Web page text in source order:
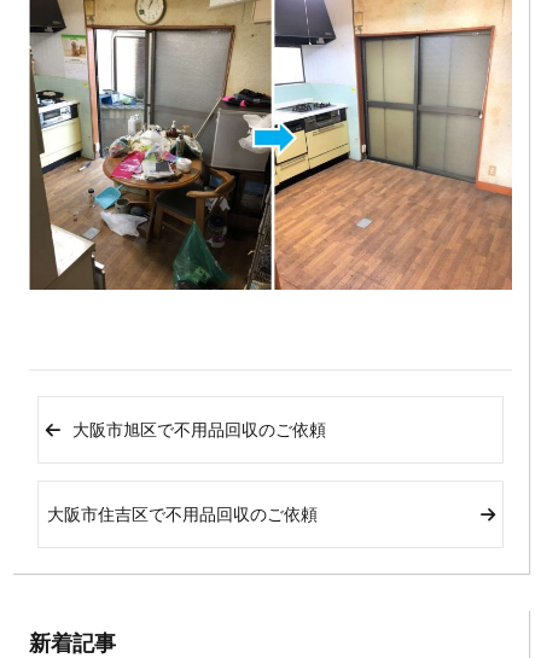
大阪市旭区で不用品回収のご依頼
大阪市住吉区で不用品回収のご依頼
新着記事